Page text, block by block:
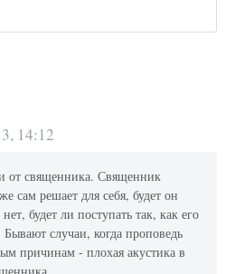
14:12
от священника. Священник
сам решает для себя, будет он
будет ли поступать так, как его
случаи, когда проповедь
причинам - плохая акустика в